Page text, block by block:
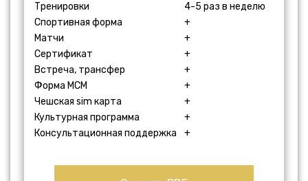
Тренировки
4-5 раз в неделю
Спортивная форма
+
Матчи
+
Сертификат
+
Встреча, трансфер
+
Форма МСМ
+
Чешская sim карта
+
Культурная программа
+
Консультационная поддержка
+